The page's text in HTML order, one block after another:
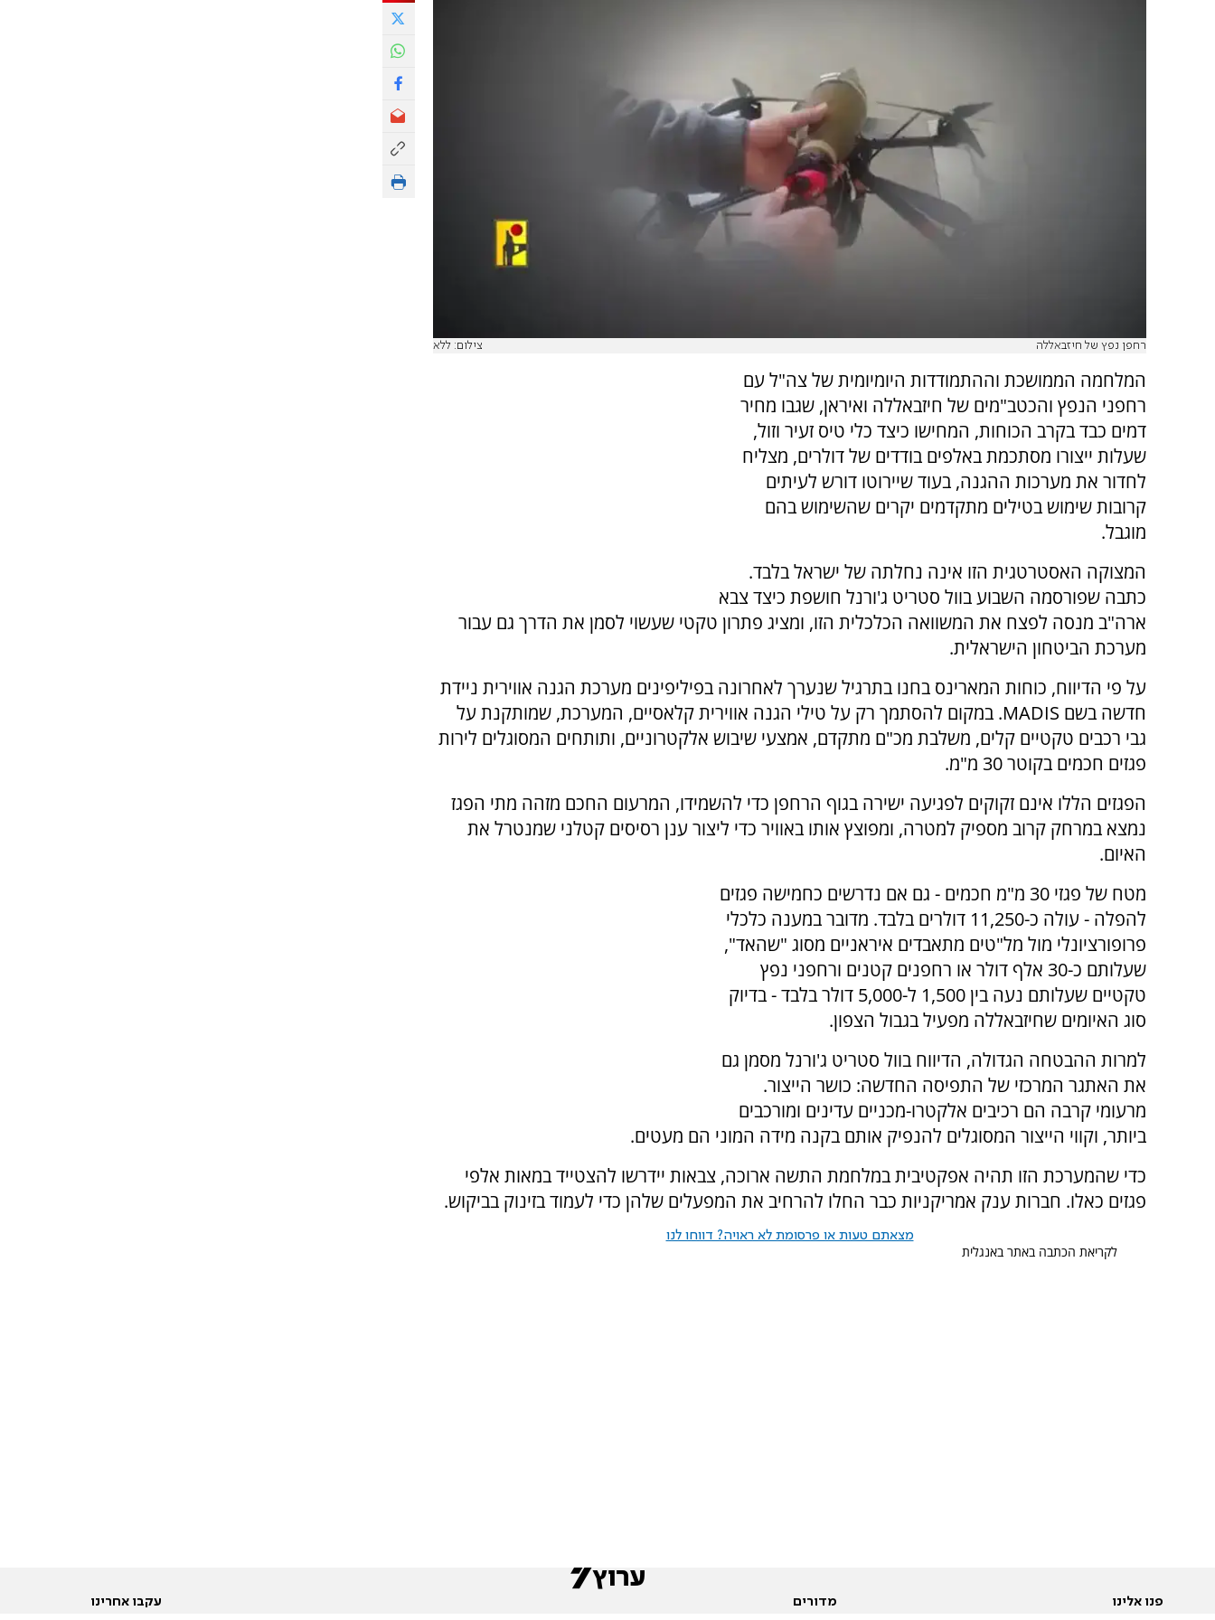
רחפן נפץ של חיזבאללה צילום: ללא
המלחמה הממושכת וההתמודדות היומיומית של צה"ל עם
רחפני הנפץ והכטב"מים של חיזבאללה ואיראן, שגבו מחיר
דמים כבד בקרב הכוחות, המחישו כיצד כלי טיס זעיר וזול,
שעלות ייצורו מסתכמת באלפים בודדים של דולרים, מצליח
לחדור את מערכות ההגנה, בעוד שיירוטו דורש לעיתים
קרובות שימוש בטילים מתקדמים יקרים שהשימוש בהם
מוגבל.
המצוקה האסטרטגית הזו אינה נחלתה של ישראל בלבד.
כתבה שפורסמה השבוע בוול סטריט ג'ורנל חושפת כיצד צבא
ארה"ב מנסה לפצח את המשוואה הכלכלית הזו, ומציג פתרון טקטי שעשוי לסמן את הדרך גם עבור
מערכת הביטחון הישראלית.
על פי הדיווח, כוחות המארינס בחנו בתרגיל שנערך לאחרונה בפיליפינים מערכת הגנה אווירית ניידת
חדשה בשם MADIS. במקום להסתמך רק על טילי הגנה אווירית קלאסיים, המערכת, שמותקנת על
גבי רכבים טקטיים קלים, משלבת מכ"ם מתקדם, אמצעי שיבוש אלקטרוניים, ותותחים המסוגלים לירות
פגזים חכמים בקוטר 30 מ"מ.
הפגזים הללו אינם זקוקים לפגיעה ישירה בגוף הרחפן כדי להשמידו, המרעום החכם מזהה מתי הפגז
נמצא במרחק קרוב מספיק למטרה, ומפוצץ אותו באוויר כדי ליצור ענן רסיסים קטלני שמנטרל את
האיום.
מטח של פגזי 30 מ"מ חכמים - גם אם נדרשים כחמישה פגזים
להפלה - עולה כ-11,250 דולרים בלבד. מדובר במענה כלכלי
פרופורציונלי מול מל"טים מתאבדים איראניים מסוג "שהאד",
שעלותם כ-30 אלף דולר או רחפנים קטנים ורחפני נפץ
טקטיים שעלותם נעה בין 1,500 ל-5,000 דולר בלבד - בדיוק
סוג האיומים שחיזבאללה מפעיל בגבול הצפון.
למרות ההבטחה הגדולה, הדיווח בוול סטריט ג'ורנל מסמן גם
את האתגר המרכזי של התפיסה החדשה: כושר הייצור.
מרעומי קרבה הם רכיבים אלקטרו-מכניים עדינים ומורכבים
ביותר, וקווי הייצור המסוגלים להנפיק אותם בקנה מידה המוני הם מעטים.
כדי שהמערכת הזו תהיה אפקטיבית במלחמת התשה ארוכה, צבאות יידרשו להצטייד במאות אלפי
פגזים כאלו. חברות ענק אמריקניות כבר החלו להרחיב את המפעלים שלהן כדי לעמוד בזינוק בביקוש.
מצאתם טעות או פרסומת לא ראויה? דווחו לנו
לקריאת הכתבה באתר באנגלית
פנו אלינו מדורים עקבו אחרינו